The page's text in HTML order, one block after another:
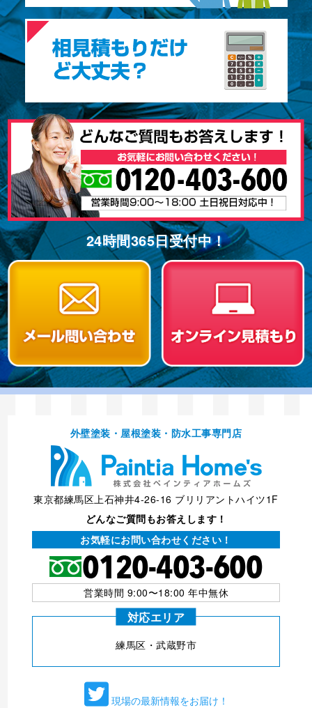
24時間365⽇受付中！
外壁塗装・屋根塗装・防⽔⼯事専⾨店
東京都練馬区上石神井4-26-16 ブリリアントハイツ1F
どんなご質問もお答えします！
お気軽にお問い合わせください！
営業時間 9:00〜18:00 年中無休
対応エリア
練⾺区・武蔵野市
現場の最新情報をお届け！